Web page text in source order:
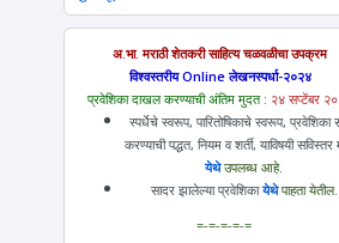
अ.भा. मराठी शेतकरी साहित्य चळवळीचा उपक्रम
विश्वस्तरीय Online लेखनस्पर्धा-२०२४
प्रवेशिका दाखल करण्याची अंतिम मुदत : २४ सप्टेंबर
स्पर्धेचे स्वरूप, पारितोषिकाचे स्वरूप, प्रवेशिका
करण्याची पद्धत, नियम व शर्ती, याविषयी सविस्तर
येथेउपलब्ध आहे.
सादर झालेल्या प्रवेशिकायेथेपाहता येतील.
=-=-=-=-=